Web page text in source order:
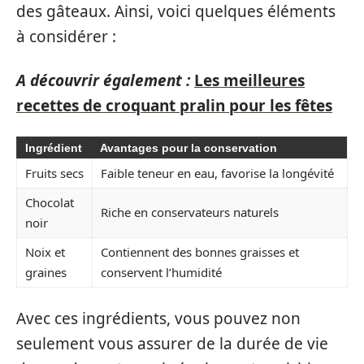
des gâteaux. Ainsi, voici quelques éléments
à considérer :
A découvrir également : Les meilleures
recettes de croquant pralin pour les fêtes
Ingrédient Avantages pour la conservation
Fruits secs
Faible teneur en eau, favorise la longévité
Chocolat
noir
Riche en conservateurs naturels
Noix et
graines
Contiennent des bonnes graisses et
conservent l’humidité
Avec ces ingrédients, vous pouvez non
seulement vous assurer de la durée de vie